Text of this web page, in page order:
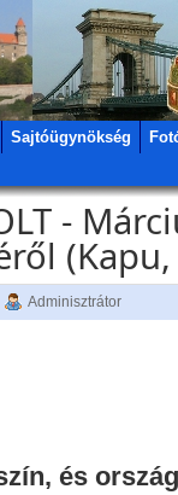
Sajtóügynökség
-
Adminisztrátor
és